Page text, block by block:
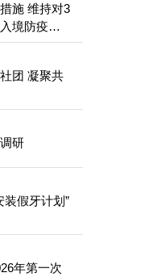
施 维持对3
境防疫措
团 凝聚共
研
装假牙计划”
年第一次